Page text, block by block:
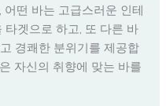
떤 바는 고급스러운 인테
타겟으로 하고, 또 다른 바
경쾌한 분위기를 제공합
자신의 취향에 맞는 바를